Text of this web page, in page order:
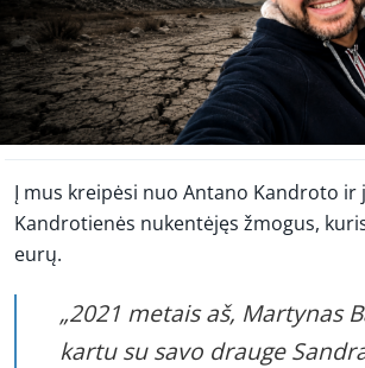
Į mus kreipėsi nuo Antano Kandroto ir
Kandrotienės nukentėjęs žmogus,
eurų.
„2021 metais aš, Martynas
kartu su savo drauge